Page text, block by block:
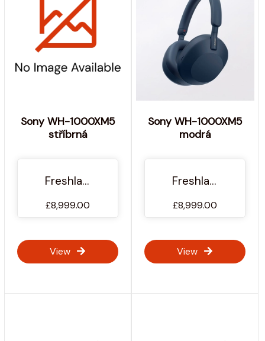
Sony WH-1000XM5
stříbrná
Freshlabels.cz
£8,999.00
View
Sony WH-1000XM5
modrá
Freshlabels.cz
£8,999.00
View